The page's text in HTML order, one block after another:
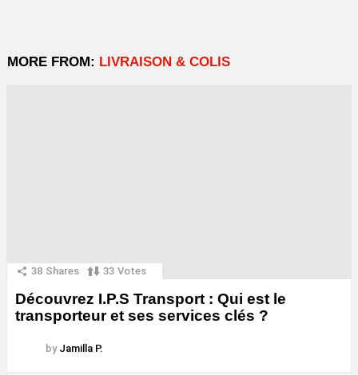
MORE FROM: LIVRAISON & COLIS
38 Shares 33 Votes
Découvrez I.P.S Transport : Qui est le
transporteur et ses services clés ?
by Jamilla P.